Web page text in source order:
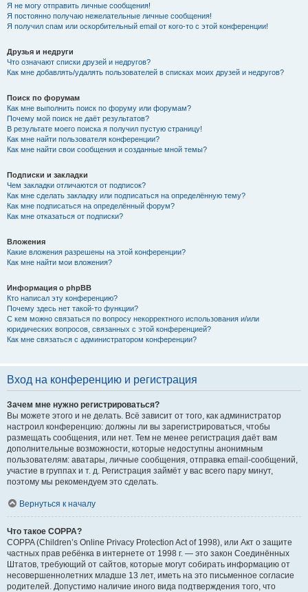
Я не могу отправить личные сообщения!
Я постоянно получаю нежелательные личные сообщения!
Я получил спам или оскорбительный email от кого-то с этой конференции!
Друзья и недруги
Что означают списки друзей и недругов?
Как мне добавлять/удалять пользователей в списках моих друзей и недругов?
Поиск по форумам
Как мне выполнить поиск по форуму или форумам?
Почему мой поиск не даёт результатов?
В результате моего поиска я получил пустую страницу!
Как мне найти пользователя конференции?
Как мне найти свои сообщения и созданные мной темы?
Подписки и закладки
Чем закладки отличаются от подписок?
Как мне сделать закладку или подписаться на определённую тему?
Как мне подписаться на определённый форум?
Как мне отказаться от подписки?
Вложения
Какие вложения разрешены на этой конференции?
Как мне найти мои вложения?
Информация о phpBB
Кто написал эту конференцию?
Почему здесь нет такой-то функции?
С кем можно связаться по вопросу некорректного использования и/или
юридических вопросов, связанных с этой конференцией?
Как мне связаться с администратором конференции?
Вход на конференцию и регистрация
Зачем мне нужно регистрироваться?
Вы можете этого и не делать. Всё зависит от того, как администратор
настроил конференцию: должны ли вы зарегистрироваться, чтобы
размещать сообщения, или нет. Тем не менее регистрация даёт вам
дополнительные возможности, которые недоступны анонимным
пользователям: аватары, личные сообщения, отправка email-сообщений,
участие в группах и т. д. Регистрация займёт у вас всего пару минут,
поэтому мы рекомендуем это сделать.
Вернуться к началу
Что такое COPPA?
COPPA (Children’s Online Privacy Protection Act of 1998), или Акт о защите
частных прав ребёнка в интернете от 1998 г. — это закон Соединённых
Штатов, требующий от сайтов, которые могут собирать информацию от
несовершеннолетних младше 13 лет, иметь на это письменное согласие
родителей. Допустимо наличие иного вида подтверждения того, что